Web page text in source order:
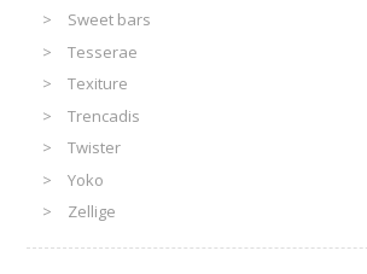
Sweet bars
Tesserae
Texiture
Trencadis
Twister
Yoko
Zellige